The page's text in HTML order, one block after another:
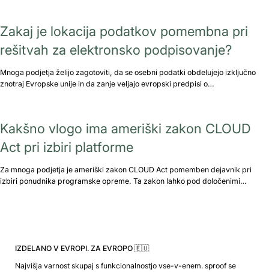
Zakaj je lokacija podatkov pomembna pri
rešitvah za elektronsko podpisovanje?
Mnoga podjetja želijo zagotoviti, da se osebni podatki obdelujejo izključno
znotraj Evropske unije in da zanje veljajo evropski predpisi o…
Kakšno vlogo ima ameriški zakon CLOUD
Act pri izbiri platforme
Za mnoga podjetja je ameriški zakon CLOUD Act pomemben dejavnik pri
izbiri ponudnika programske opreme. Ta zakon lahko pod določenimi…
IZDELANO V EVROPI. ZA EVROPO 🇪🇺
Najvišja varnost skupaj s funkcionalnostjo vse-v-enem. sproof se